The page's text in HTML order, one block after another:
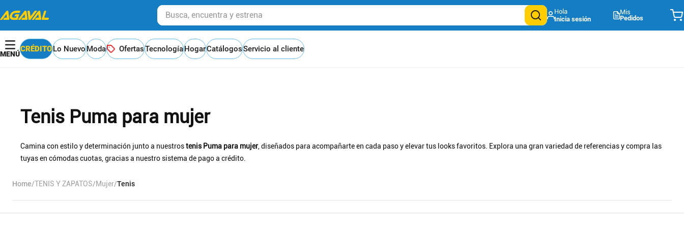
Busca, encuentra y estrena
Mis
Pedidos
CRÉDITOLo NuevoModa OfertasTecnologíaHogarCatálogosServicio al cliente
Tenis Puma para mujer
Camina con estilo y determinación junto a nuestrostenis Puma para mujer, diseñados para acompañarte en cada paso y elevar tus looks favoritos. Explora una gran variedad de referencias y compra las
tuyas en cómodas cuotas, gracias a nuestro sistema de pago a crédito.
TENIS Y ZAPATOS Mujer Tenis